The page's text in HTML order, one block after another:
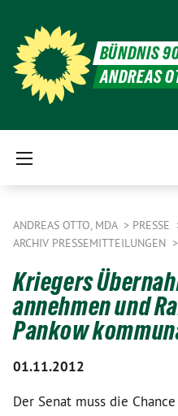
BÜNDNIS
ANDREAS
ANDREAS OTTO, MDA
PRESSE
ARCHIV PRESSEMITTEILUNGEN
Kriegers
annehmen und
Pankow
01.11.2012
Der Senat muss die